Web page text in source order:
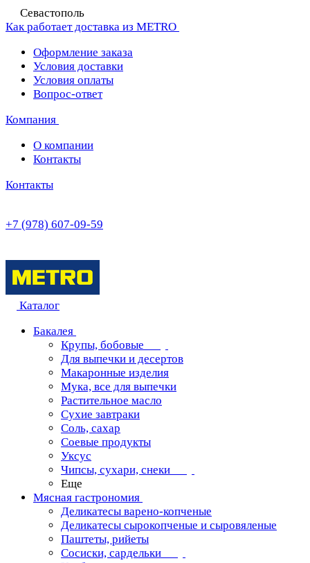
Севастополь
Как работает доставка из METRO
Оформление заказа
Условия доставки
Условия оплаты
Вопрос-ответ
Компания
О компании
Контакты
Контакты
+7 (978) 607-09-59
Каталог
Бакалея
Крупы, бобовые
Для выпечки и десертов
Макаронные изделия
Мука, все для выпечки
Растительное масло
Сухие завтраки
Соль, сахар
Соевые продукты
Уксус
Чипсы, сухари, снеки
Еще
Мясная гастрономия
Деликатесы варено-копченые
Деликатесы сырокопченые и сыровяленые
Паштеты, рийеты
Сосиски, сардельки